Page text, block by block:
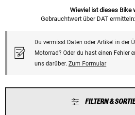
Wieviel ist dieses Bike
Gebrauchtwert über DAT ermitteln:
Du vermisst Daten oder Artikel in der
Motorrad? Oder du hast einen Fehler
uns darüber. Zum Formular
FILTERN &